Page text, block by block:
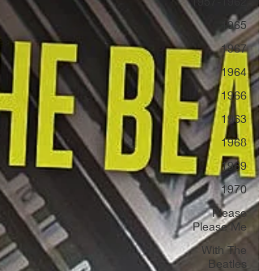
1965
1967
1964
1966
1963
1968
1969
1970
Please
Please Me
With The
Beatles